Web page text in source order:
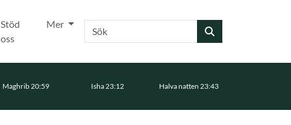
Stöd
oss
Mer Sök
Maghrib 20:59 Isha 23:12 Halva natten 23:43